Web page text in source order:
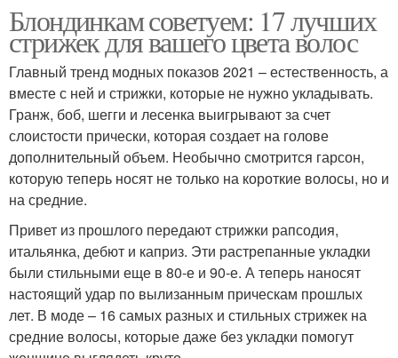
Блондинкам советуем: 17 лучших
стрижек для вашего цвета волос
Главный тренд модных показов 2021 – естественность, а
вместе с ней и стрижки, которые не нужно укладывать.
Гранж, боб, шегги и лесенка выигрывают за счет
слоистости прически, которая создает на голове
дополнительный объем. Необычно смотрится гарсон,
которую теперь носят не только на короткие волосы, но и
на средние.
Привет из прошлого передают стрижки рапсодия,
итальянка, дебют и каприз. Эти растрепанные укладки
были стильными еще в 80-е и 90-е. А теперь наносят
настоящий удар по вылизанным прическам прошлых
лет. В моде – 16 самых разных и стильных стрижек на
средние волосы, которые даже без укладки помогут